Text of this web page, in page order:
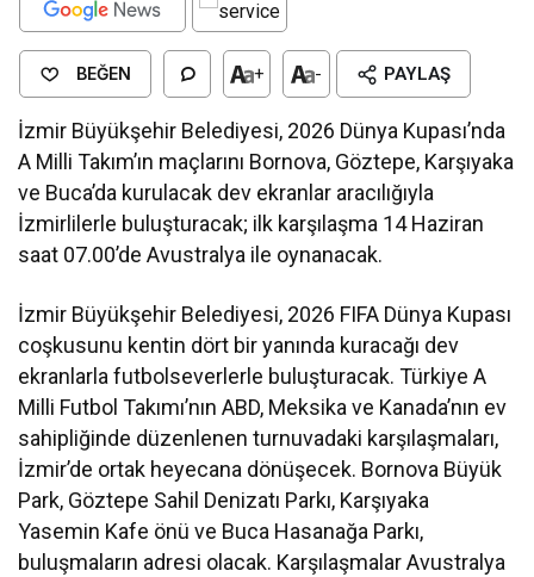
BEĞEN + - PAYLAŞ
İzmir Büyükşehir Belediyesi, 2026 Dünya Kupası’nda
A Milli Takım’ın maçlarını Bornova, Göztepe, Karşıyaka
ve Buca’da kurulacak dev ekranlar aracılığıyla
İzmirlilerle buluşturacak; ilk karşılaşma 14 Haziran
saat 07.00’de Avustralya ile oynanacak.
İzmir Büyükşehir Belediyesi, 2026 FIFA Dünya Kupası
coşkusunu kentin dört bir yanında kuracağı dev
ekranlarla futbolseverlerle buluşturacak. Türkiye A
Milli Futbol Takımı’nın ABD, Meksika ve Kanada’nın ev
sahipliğinde düzenlenen turnuvadaki karşılaşmaları,
İzmir’de ortak heyecana dönüşecek. Bornova Büyük
Park, Göztepe Sahil Denizatı Parkı, Karşıyaka
Yasemin Kafe önü ve Buca Hasanağa Parkı,
buluşmaların adresi olacak. Karşılaşmalar Avustralya